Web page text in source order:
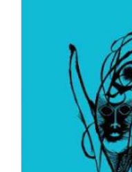
Fil autour
Serge
Catherine Gil